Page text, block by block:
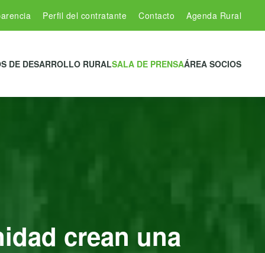
Perfil del contratante Contacto Agenda Rural
DE DESARROLLO RURALSALA DE PRENSAÁREA SOCIOS
crean una